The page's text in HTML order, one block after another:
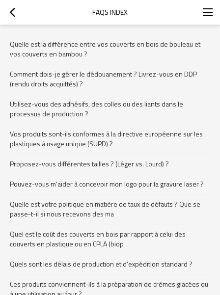
FAQS INDEX
Quelle est la différence entre vos couverts en bois de bouleau et
vos couverts en bambou ?
Comment dois-je gérer le dédouanement ? Livrez-vous en DDP
(rendu droits acquittés) ?
Utilisez-vous des adhésifs, des colles ou des liants dans le
processus de production ?
Vos produits sont-ils conformes à la directive européenne sur les
plastiques à usage unique (SUPD) ?
Proposez-vous différentes tailles ? (Léger vs. Lourd) ?
Pouvez-vous m'aider à concevoir mon logo pour la gravure laser ?
Quelle est votre politique en matière de taux de défauts ? Que se
passe-t-il si nous recevons des ma
Quel est le coût des couverts en bois par rapport à celui des
couverts en plastique ou en CPLA (biop
Quels sont les délais de production et d'expédition standard ?
Ces produits conviennent-ils à la préparation de crèmes glacées ou